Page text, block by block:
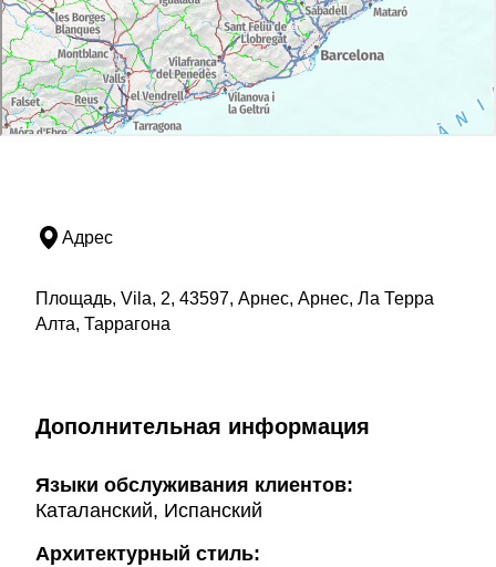
Адрес
Площадь, Vila, 2, 43597, Арнес, Арнес, Ла Терра
Алта, Таррагона
Дополнительная информация
Языки обслуживания клиентов:
Каталанский, Испанский
Архитектурный стиль: